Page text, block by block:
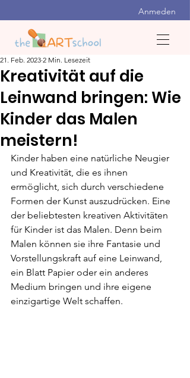
Anmeden
Kreativität auf die
Leinwand bringen: Wie
Kinder das Malen
meistern!
21. Feb. 2023 2 Min. Lesezeit
Kinder haben eine natürliche Neugier
und Kreativität, die es ihnen
ermöglicht, sich durch verschiedene
Formen der Kunst auszudrücken. Eine
der beliebtesten kreativen Aktivitäten
für Kinder ist das Malen. Denn beim
Malen können sie ihre Fantasie und
Vorstellungskraft auf eine Leinwand,
ein Blatt Papier oder ein anderes
Medium bringen und ihre eigene
einzigartige Welt schaffen.